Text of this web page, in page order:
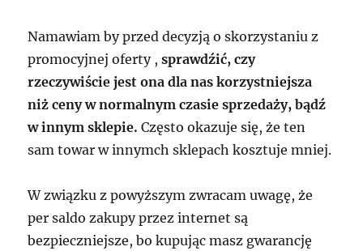
Namawiam by przed decyzją o skorzystaniu z
promocyjnej oferty ,sprawdźić, czy
rzeczywiście jest ona dla nas korzystniejsza
niż ceny w normalnym czasie sprzedaży, bądź
w innym sklepie. Często okazuje się, że ten
sam towar w innymch sklepach kosztuje mniej.
W związku z powyższym zwracam uwagę, że
per saldo zakupy przez internet są
bezpieczniejsze, bo kupując masz gwarancję